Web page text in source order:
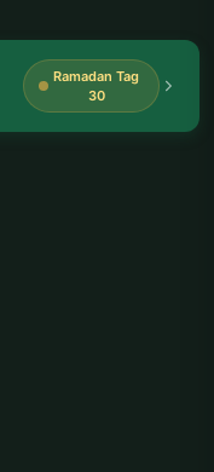
Ramadan Tag
30